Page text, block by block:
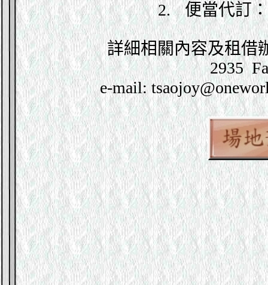
2.
便當代訂
詳細相關內容及租借
2935
e-mail: